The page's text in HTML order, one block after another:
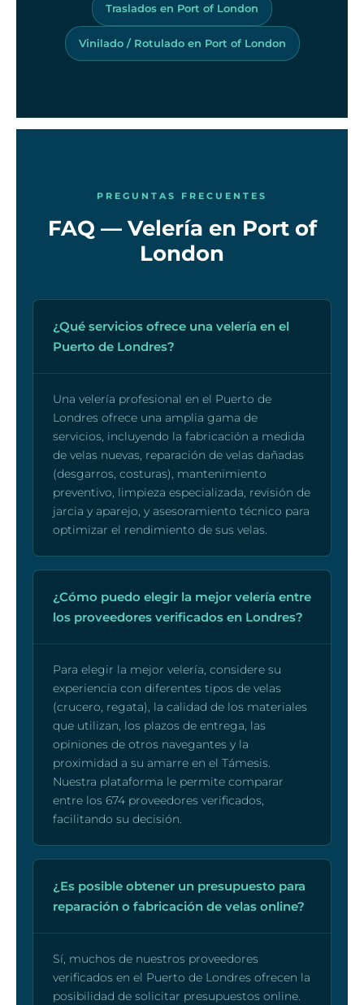
Traslados en Port of London
Vinilado / Rotulado en Port of London
PREGUNTAS FRECUENTES
FAQ — Velería en Port of
London
¿Qué servicios ofrece una velería en el
Puerto de Londres?
Una velería profesional en el Puerto de
Londres ofrece una amplia gama de
servicios, incluyendo la fabricación a medida
de velas nuevas, reparación de velas dañadas
(desgarros, costuras), mantenimiento
preventivo, limpieza especializada, revisión de
jarcia y aparejo, y asesoramiento técnico para
optimizar el rendimiento de sus velas.
¿Cómo puedo elegir la mejor velería entre
los proveedores verificados en Londres?
Para elegir la mejor velería, considere su
experiencia con diferentes tipos de velas
(crucero, regata), la calidad de los materiales
que utilizan, los plazos de entrega, las
opiniones de otros navegantes y la
proximidad a su amarre en el Támesis.
Nuestra plataforma le permite comparar
entre los 674 proveedores verificados,
facilitando su decisión.
¿Es posible obtener un presupuesto para
reparación o fabricación de velas online?
Sí, muchos de nuestros proveedores
verificados en el Puerto de Londres ofrecen la
posibilidad de solicitar presupuestos online.